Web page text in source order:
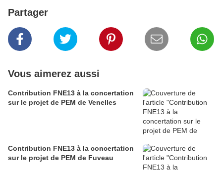
Partager
Vous aimerez aussi
Contribution FNE13 à la concertation
sur le projet de PEM de Venelles
Contribution FNE13 à la concertation
sur le projet de PEM de Fuveau